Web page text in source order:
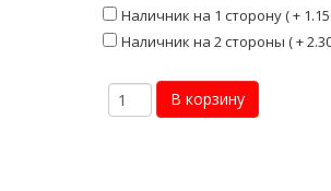
Наличник на 1 сторону ( +
Наличник на 2 стороны ( +